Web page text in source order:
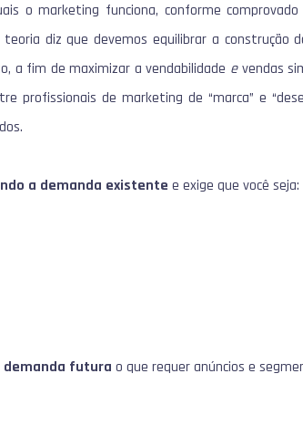
o marketing funciona, conforme
teoria diz que devemos equilibrar a construção
a fim de maximizar a vendabilidade evendas
profissionais de marketing de “marca” e
a demanda existentee exige que você seja:
demanda futurao que requer anúncios e